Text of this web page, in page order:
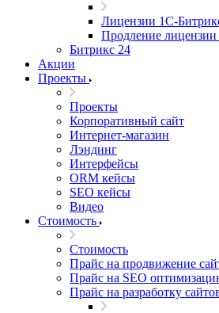
Лицензии 1С-
Продление
Битрикс 24
Акции
Проекты
Проекты
Корпоративный сайт
Интернет-магазин
Лэндинг
Интерфейсы
ORM кейсы
SEO кейсы
Видео
Стоимость
Стоимость
Прайс на продвижение
Прайс на SEO
Прайс на разработку